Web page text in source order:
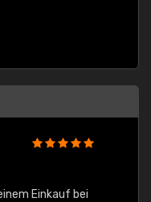
Einkauf bei